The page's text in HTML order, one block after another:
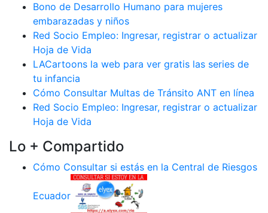
Bono de Desarrollo Humano para mujeres
embarazadas y niños
Red Socio Empleo: Ingresar, registrar o actualizar
Hoja de Vida
LACartoons la web para ver gratis las series de
tu infancia
Cómo Consultar Multas de Tránsito ANT en línea
Red Socio Empleo: Ingresar, registrar o actualizar
Hoja de Vida
Lo + Compartido
Cómo Consultar si estás en la Central de Riesgos
Ecuador